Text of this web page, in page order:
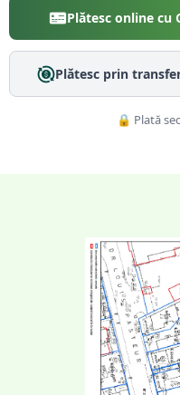
Plătesc online cu
Plătesc prin
🔒 Plată